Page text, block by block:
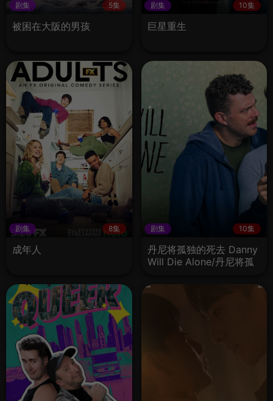
剧集 5集
被困在大阪的男孩
剧集 10集
巨星重生
剧集 8集
成年人
剧集 10集
丹尼将孤独的死去 Danny
Will Die Alone/丹尼将孤